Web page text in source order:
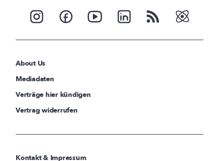
About Us
Mediadaten
Verträge hier kündigen
Vertrag widerrufen
Kontakt & Impressum